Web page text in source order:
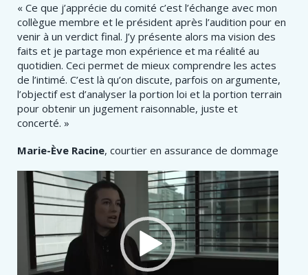
« Ce que j’apprécie du comité c’est l’échange avec mon
collègue membre et le président après l’audition pour en
venir à un verdict final. J’y présente alors ma vision des
faits et je partage mon expérience et ma réalité au
quotidien. Ceci permet de mieux comprendre les actes
de l’intimé. C’est là qu’on discute, parfois on argumente,
l’objectif est d’analyser la portion loi et la portion terrain
pour obtenir un jugement raisonnable, juste et
concerté. »
Marie-Ève Racine, courtier en assurance de dommage
Lecteur
vidéo